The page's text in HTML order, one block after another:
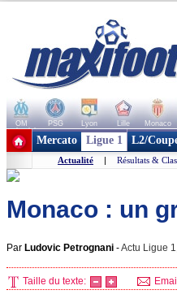
OM PSG Lyon Lille Monaco
+ de clubs
Mercato Ligue 1 L2/
Actualité | Résultats &
Monaco : un
Par Ludovic Petrognani -Actu Ligue
Taille du texte: Email